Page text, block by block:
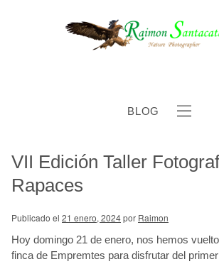
BLOG
VII Edición Taller
Rapaces
Publicado el 21 enero, 2024por Raimon
Hoy domingo 21 de enero, nos hemos
finca de Empremtes para disfrutar del